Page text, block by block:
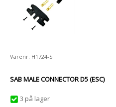
Varenr: H1724-S
SAB MALE CONNECTOR D5 (ESC)
3 på lager